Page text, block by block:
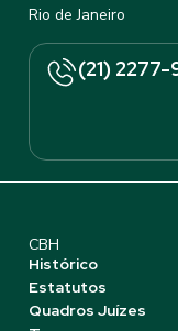
Rio de Janeiro
(21) 2277-
CBH
Histórico
Estatutos
Quadros Juízes